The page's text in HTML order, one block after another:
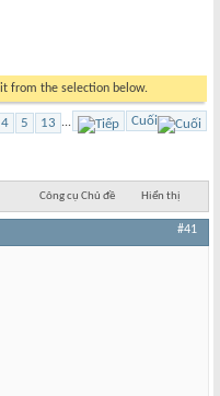
from the selection below.
4 5 13 ... Cuối
Công cụ Chủ đề Hiển thị
#41